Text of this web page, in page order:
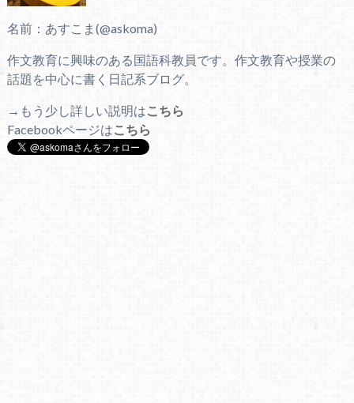
名前：あすこま(@askoma)
作文教育に興味のある国語科教員です。作文教育や授業の
話題を中心に書く日記系ブログ。
→もう少し詳しい説明はこちら
Facebookページはこちら